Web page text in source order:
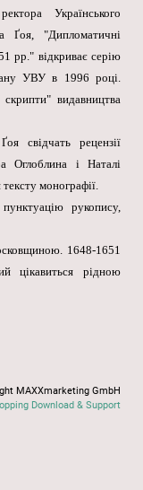
Українського
Ґоя, "Дипломатичні
рр." відкриває серію
УВУ в 1996 році.
видавництва
свідчать рецензії
Оглоблина і Наталі
монографії.
рукопису,
1648-1651
цікавиться рідною
MAXXmarketing GmbH
Download & Support